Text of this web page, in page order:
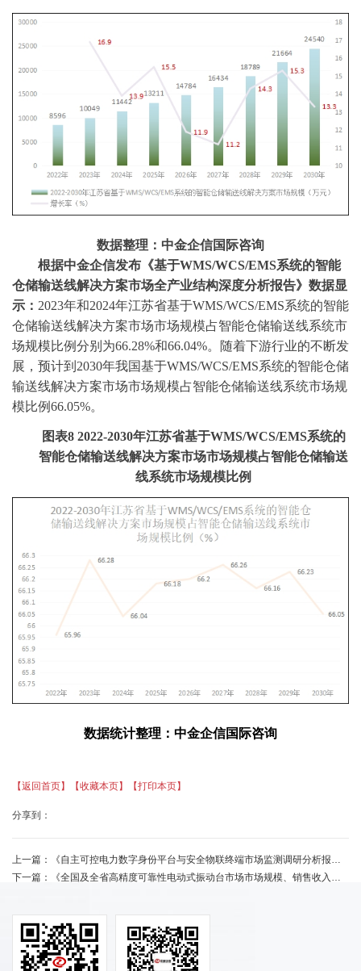
数据整理：中金企信国际咨询
根据中金企信发布《基于WMS/WCS/EMS系统的智能
仓储输送线解决方案市场全产业结构深度分析报告》数据显
示： 2023年和2024年江苏省基于WMS/WCS/EMS系统的智能
仓储输送线解决方案市场市场规模占智能仓储输送线系统市
场规模比例分别为66.28%和66.04%。随着下游行业的不断发
展，预计到2030年我国基于WMS/WCS/EMS系统的智能仓储
输送线解决方案市场市场规模占智能仓储输送线系统市场规
模比例66.05%。
图表8 2022-2030年江苏省基于WMS/WCS/EMS系统的
智能仓储输送线解决方案市场市场规模占智能仓储输送
线系统市场规模比例
数据统计整理：中金企信国际咨询
【返回首页】 【收藏本页】 【打印本页】
分享到：
上一篇：
《自主可控电力数字身份平台与安全物联终端市场监测调研分析报告》
下一篇：
《全国及全省高精度可靠性电动式振动台市场市场规模、销售收入分析及预测报告》